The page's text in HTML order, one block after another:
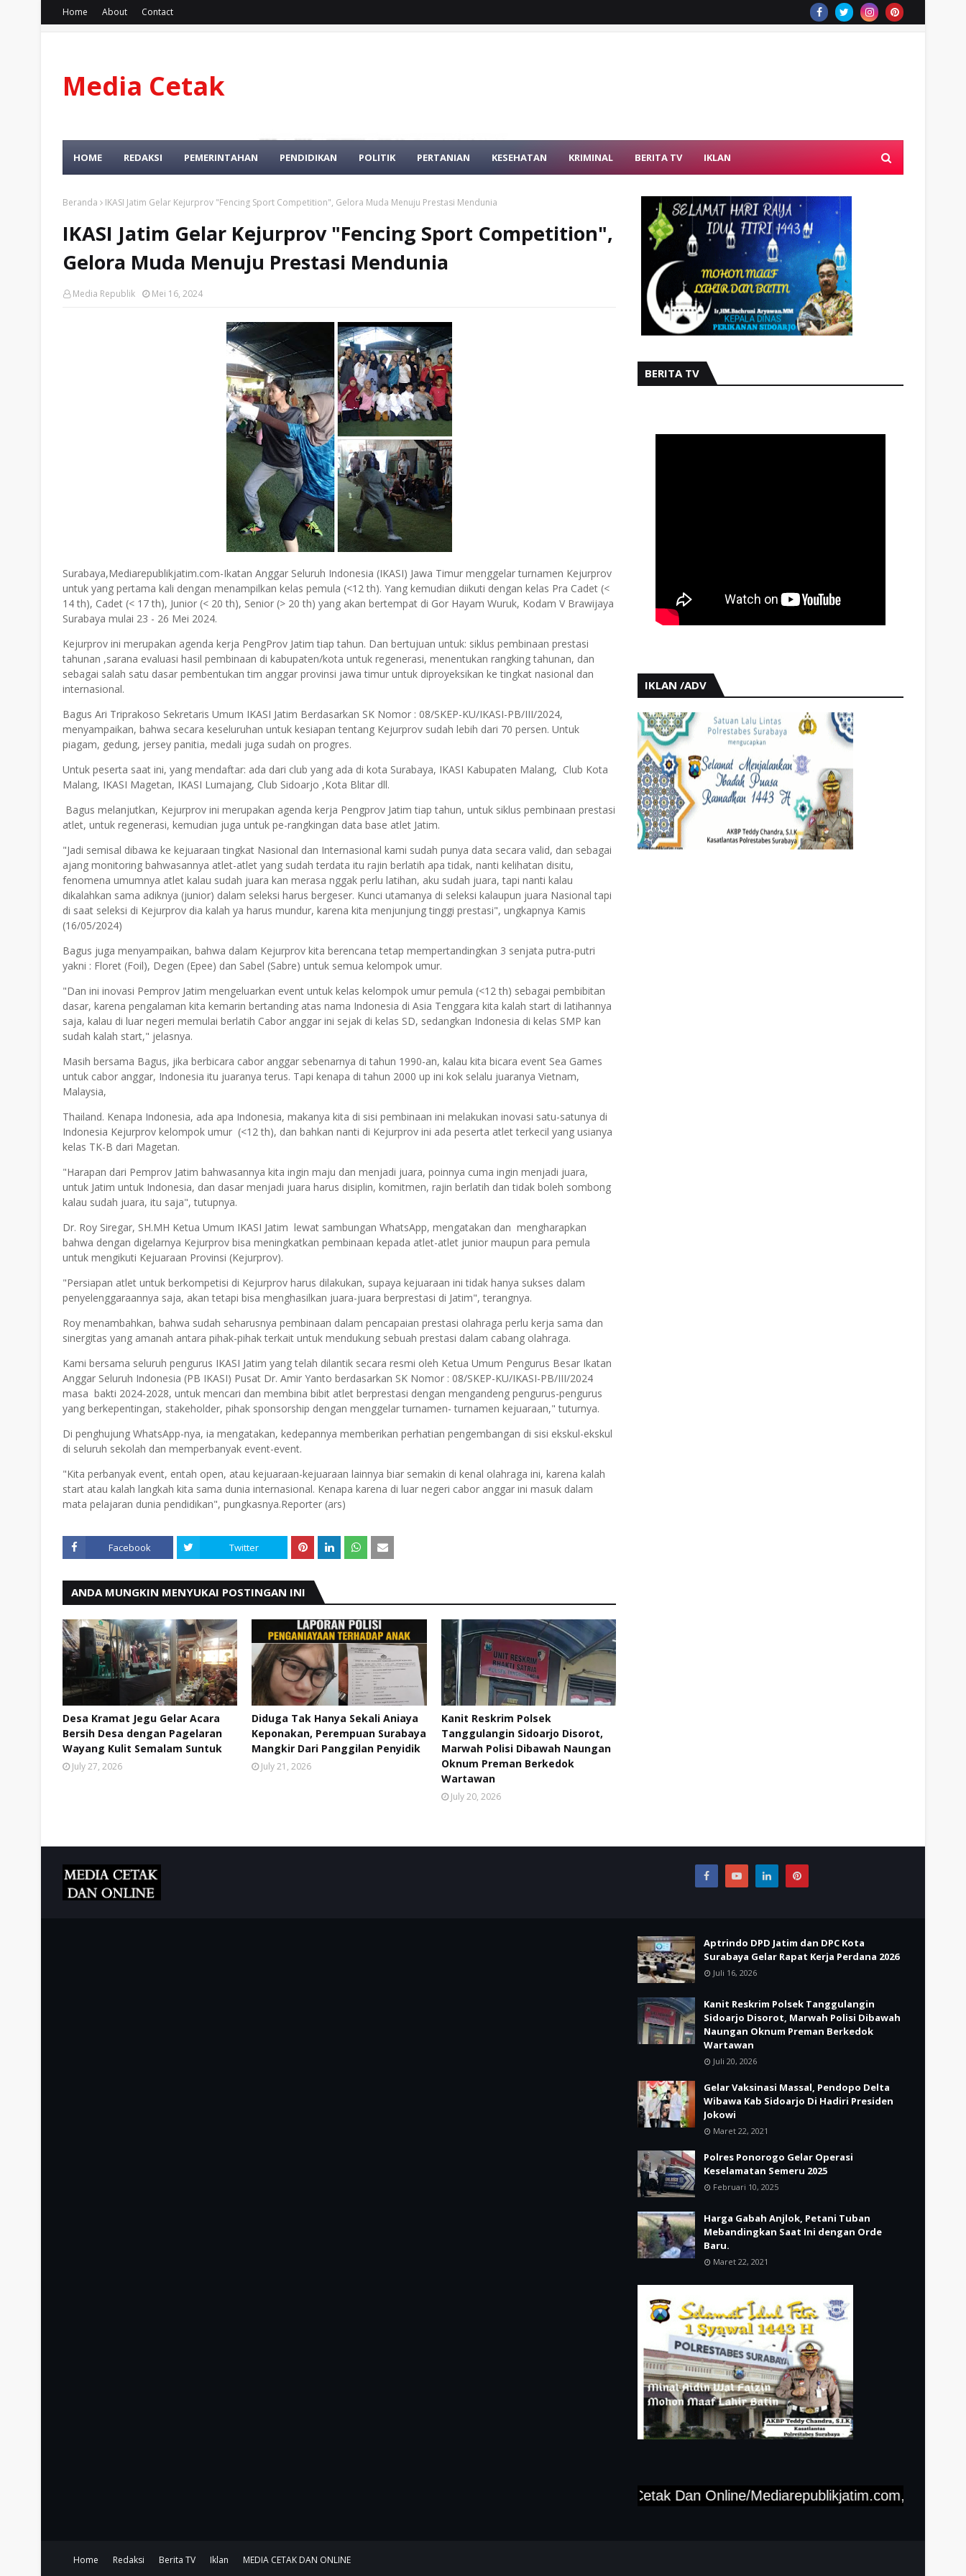
Home About Contact
Media Cetak
HOME REDAKSI PEMERINTAHAN PENDIDIKAN POLITIK PERTANIAN KESEHATAN KRIMINAL BERITA TV IKLAN
Beranda IKASI Jatim Gelar Kejurprov "Fencing Sport Competition", Gelora Muda Menuju Prestasi Mendunia
IKASI Jatim Gelar Kejurprov "Fencing Sport Competition",
Gelora Muda Menuju Prestasi Mendunia
Media Republik Mei 16, 2024
Surabaya,Mediarepublikjatim.com-Ikatan Anggar Seluruh Indonesia (IKASI) Jawa Timur menggelar turnamen Kejurprov
untuk yang pertama kali dengan menampilkan kelas pemula (<12 th). Yang kemudian diikuti dengan kelas Pra Cadet (<
14 th), Cadet (< 17 th), Junior (< 20 th), Senior (> 20 th) yang akan bertempat di Gor Hayam Wuruk, Kodam V Brawijaya
Surabaya mulai 23 - 26 Mei 2024.
Kejurprov ini merupakan agenda kerja PengProv Jatim tiap tahun. Dan bertujuan untuk: siklus pembinaan prestasi
tahunan ,sarana evaluasi hasil pembinaan di kabupaten/kota untuk regenerasi, menentukan rangking tahunan, dan
sebagai salah satu dasar pembentukan tim anggar provinsi jawa timur untuk diproyeksikan ke tingkat nasional dan
internasional.
Bagus Ari Triprakoso Sekretaris Umum IKASI Jatim Berdasarkan SK Nomor : 08/SKEP-KU/IKASI-PB/III/2024,
menyampaikan, bahwa secara keseluruhan untuk kesiapan tentang Kejurprov sudah lebih dari 70 persen. Untuk
piagam, gedung, jersey panitia, medali juga sudah on progres.
Untuk peserta saat ini, yang mendaftar: ada dari club yang ada di kota Surabaya, IKASI Kabupaten Malang, Club Kota
Malang, IKASI Magetan, IKASI Lumajang, Club Sidoarjo ,Kota Blitar dll.
Bagus melanjutkan, Kejurprov ini merupakan agenda kerja Pengprov Jatim tiap tahun, untuk siklus pembinaan prestasi
atlet, untuk regenerasi, kemudian juga untuk pe-rangkingan data base atlet Jatim.
"Jadi semisal dibawa ke kejuaraan tingkat Nasional dan Internasional kami sudah punya data secara valid, dan sebagai
ajang monitoring bahwasannya atlet-atlet yang sudah terdata itu rajin berlatih apa tidak, nanti kelihatan disitu,
fenomena umumnya atlet kalau sudah juara kan merasa nggak perlu latihan, aku sudah juara, tapi nanti kalau
dikalahkan sama adiknya (junior) dalam seleksi harus bergeser. Kunci utamanya di seleksi kalaupun juara Nasional tapi
di saat seleksi di Kejurprov dia kalah ya harus mundur, karena kita menjunjung tinggi prestasi", ungkapnya Kamis
(16/05/2024)
Bagus juga menyampaikan, bahwa dalam Kejurprov kita berencana tetap mempertandingkan 3 senjata putra-putri
yakni : Floret (Foil), Degen (Epee) dan Sabel (Sabre) untuk semua kelompok umur.
"Dan ini inovasi Pemprov Jatim mengeluarkan event untuk kelas kelompok umur pemula (<12 th) sebagai pembibitan
dasar, karena pengalaman kita kemarin bertanding atas nama Indonesia di Asia Tenggara kita kalah start di latihannya
saja, kalau di luar negeri memulai berlatih Cabor anggar ini sejak di kelas SD, sedangkan Indonesia di kelas SMP kan
sudah kalah start," jelasnya.
Masih bersama Bagus, jika berbicara cabor anggar sebenarnya di tahun 1990-an, kalau kita bicara event Sea Games
untuk cabor anggar, Indonesia itu juaranya terus. Tapi kenapa di tahun 2000 up ini kok selalu juaranya Vietnam,
Malaysia,
Thailand. Kenapa Indonesia, ada apa Indonesia, makanya kita di sisi pembinaan ini melakukan inovasi satu-satunya di
Indonesia Kejurprov kelompok umur (<12 th), dan bahkan nanti di Kejurprov ini ada peserta atlet terkecil yang usianya
kelas TK-B dari Magetan.
"Harapan dari Pemprov Jatim bahwasannya kita ingin maju dan menjadi juara, poinnya cuma ingin menjadi juara,
untuk Jatim untuk Indonesia, dan dasar menjadi juara harus disiplin, komitmen, rajin berlatih dan tidak boleh sombong
kalau sudah juara, itu saja", tutupnya.
Dr. Roy Siregar, SH.MH Ketua Umum IKASI Jatim lewat sambungan WhatsApp, mengatakan dan mengharapkan
bahwa dengan digelarnya Kejurprov bisa meningkatkan pembinaan kepada atlet-atlet junior maupun para pemula
untuk mengikuti Kejuaraan Provinsi (Kejurprov).
"Persiapan atlet untuk berkompetisi di Kejurprov harus dilakukan, supaya kejuaraan ini tidak hanya sukses dalam
penyelenggaraannya saja, akan tetapi bisa menghasilkan juara-juara berprestasi di Jatim", terangnya.
Roy menambahkan, bahwa sudah seharusnya pembinaan dalam pencapaian prestasi olahraga perlu kerja sama dan
sinergitas yang amanah antara pihak-pihak terkait untuk mendukung sebuah prestasi dalam cabang olahraga.
Kami bersama seluruh pengurus IKASI Jatim yang telah dilantik secara resmi oleh Ketua Umum Pengurus Besar Ikatan
Anggar Seluruh Indonesia (PB IKASI) Pusat Dr. Amir Yanto berdasarkan SK Nomor : 08/SKEP-KU/IKASI-PB/III/2024
masa bakti 2024-2028, untuk mencari dan membina bibit atlet berprestasi dengan mengandeng pengurus-pengurus
yang berkepentingan, stakeholder, pihak sponsorship dengan menggelar turnamen- turnamen kejuaraan," tuturnya.
Di penghujung WhatsApp-nya, ia mengatakan, kedepannya memberikan perhatian pengembangan di sisi ekskul-ekskul
di seluruh sekolah dan memperbanyak event-event.
"Kita perbanyak event, entah open, atau kejuaraan-kejuaraan lainnya biar semakin di kenal olahraga ini, karena kalah
start atau kalah langkah kita sama dunia internasional. Kenapa karena di luar negeri cabor anggar ini masuk dalam
mata pelajaran dunia pendidikan", pungkasnya.Reporter (ars)
Facebook Twitter
ANDA MUNGKIN MENYUKAI POSTINGAN INI
Desa Kramat Jegu Gelar Acara
Bersih Desa dengan Pagelaran
Wayang Kulit Semalam Suntuk
July 27, 2026
Diduga Tak Hanya Sekali Aniaya
Keponakan, Perempuan Surabaya
Mangkir Dari Panggilan Penyidik
July 21, 2026
Kanit Reskrim Polsek
Tanggulangin Sidoarjo Disorot,
Marwah Polisi Dibawah Naungan
Oknum Preman Berkedok
Wartawan
July 20, 2026
BERITA TV
IKLAN /ADV
Aptrindo DPD Jatim dan DPC Kota
Surabaya Gelar Rapat Kerja Perdana 2026
Juli 16, 2026
Kanit Reskrim Polsek Tanggulangin
Sidoarjo Disorot, Marwah Polisi Dibawah
Naungan Oknum Preman Berkedok
Wartawan
Juli 20, 2026
Gelar Vaksinasi Massal, Pendopo Delta
Wibawa Kab Sidoarjo Di Hadiri Presiden
Jokowi
Maret 22, 2021
Polres Ponorogo Gelar Operasi
Keselamatan Semeru 2025
Februari 10, 2025
Harga Gabah Anjlok, Petani Tuban
Mebandingkan Saat Ini dengan Orde
Baru.
Maret 22, 2021
Media Cetak Dan Online/Mediarepublikjatim.com,"Tlp-(812-
Home Redaksi Berita TV Iklan MEDIA CETAK DAN ONLINE